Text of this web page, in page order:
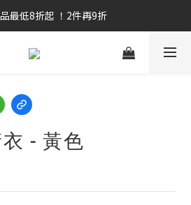
最低8折起 ！2件再9折
最低8折起 ！2件再9折
降至5折起 滿件再8折
最低8折起 ！2件再9折
- 黃色